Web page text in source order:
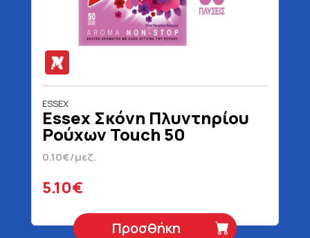
ESSEX
Essex Σκόνη Πλυντηρίου
Ρούχων Touch 50
Μεζούρες 2.4 kg
0.10€/μεζ.
5.10€
Προσθήκη